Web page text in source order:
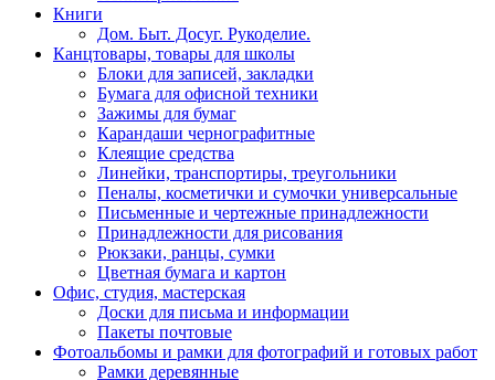
Книги
Дом. Быт. Досуг. Рукоделие.
Канцтовары, товары для школы
Блоки для записей, закладки
Бумага для офисной техники
Зажимы для бумаг
Карандаши чернографитные
Клеящие средства
Линейки, транспортиры, треугольники
Пеналы, косметички и сумочки универсальные
Письменные и чертежные принадлежности
Принадлежности для рисования
Рюкзаки, ранцы, сумки
Цветная бумага и картон
Офис, студия, мастерская
Доски для письма и информации
Пакеты почтовые
Фотоальбомы и рамки для фотографий и готовых работ
Рамки деревянные